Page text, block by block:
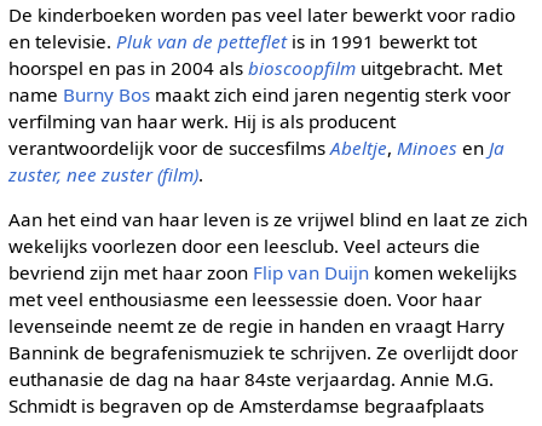
De kinderboeken worden pas veel later bewerkt voor radio
en televisie. Pluk van de pettefletis in 1991 bewerkt tot
hoorspel en pas in 2004 als bioscoopfilmuitgebracht. Met
name Burny Bosmaakt zich eind jaren negentig sterk voor
verfilming van haar werk. Hij is als producent
verantwoordelijk voor de succesfilms Abeltje, Minoes en Ja
zuster, nee zuster (film).
Aan het eind van haar leven is ze vrijwel blind en laat ze zich
wekelijks voorlezen door een leesclub. Veel acteurs die
bevriend zijn met haar zoon Flip van Duijnkomen wekelijks
met veel enthousiasme een leessessie doen. Voor haar
levenseinde neemt ze de regie in handen en vraagt Harry
Bannink de begrafenismuziek te schrijven. Ze overlijdt door
euthanasie de dag na haar 84ste verjaardag. Annie M.G.
Schmidt is begraven op de Amsterdamse begraafplaats